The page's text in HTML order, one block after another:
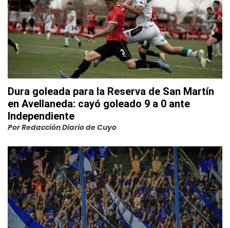
Dura goleada para la Reserva de San Martín
en Avellaneda: cayó goleado 9 a 0 ante
Independiente
PorRedacción Diario de Cuyo